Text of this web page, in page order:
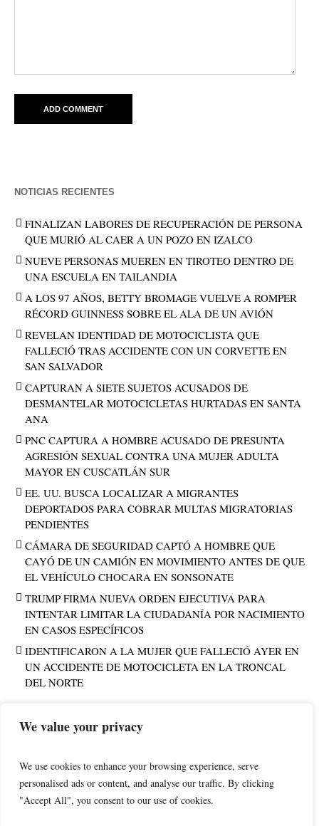
We value your privacy
We use cookies to enhance your browsing experience, serve
personalised ads or content, and analyse our traffic. By clicking
"Accept All", you consent to our use of cookies.
NOTICIAS RECIENTES
FINALIZAN LABORES DE RECUPERACIÓN DE PERSONA
QUE MURIÓ AL CAER A UN POZO EN IZALCO
NUEVE PERSONAS MUEREN EN TIROTEO DENTRO DE
UNA ESCUELA EN TAILANDIA
A LOS 97 AÑOS, BETTY BROMAGE VUELVE A ROMPER
RÉCORD GUINNESS SOBRE EL ALA DE UN AVIÓN
REVELAN IDENTIDAD DE MOTOCICLISTA QUE
FALLECIÓ TRAS ACCIDENTE CON UN CORVETTE EN
SAN SALVADOR
CAPTURAN A SIETE SUJETOS ACUSADOS DE
DESMANTELAR MOTOCICLETAS HURTADAS EN SANTA
ANA
PNC CAPTURA A HOMBRE ACUSADO DE PRESUNTA
AGRESIÓN SEXUAL CONTRA UNA MUJER ADULTA
MAYOR EN CUSCATLÁN SUR
EE. UU. BUSCA LOCALIZAR A MIGRANTES
DEPORTADOS PARA COBRAR MULTAS MIGRATORIAS
PENDIENTES
CÁMARA DE SEGURIDAD CAPTÓ A HOMBRE QUE
CAYÓ DE UN CAMIÓN EN MOVIMIENTO ANTES DE QUE
EL VEHÍCULO CHOCARA EN SONSONATE
TRUMP FIRMA NUEVA ORDEN EJECUTIVA PARA
INTENTAR LIMITAR LA CIUDADANÍA POR NACIMIENTO
EN CASOS ESPECÍFICOS
IDENTIFICARON A LA MUJER QUE FALLECIÓ AYER EN
UN ACCIDENTE DE MOTOCICLETA EN LA TRONCAL
DEL NORTE
PUBLICIDAD